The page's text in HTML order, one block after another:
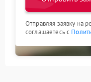
Отправляя заявку на
соглашаетесь с